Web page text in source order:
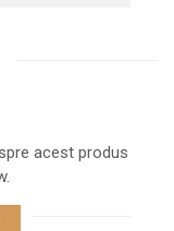
acest produs